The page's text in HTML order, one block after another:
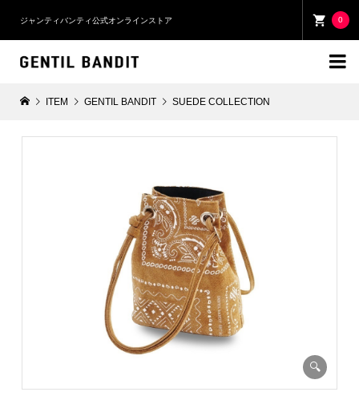
ジャンティバンティ公式オンラインストア 0

ITEM GENTIL BANDIT SUEDE COLLECTION